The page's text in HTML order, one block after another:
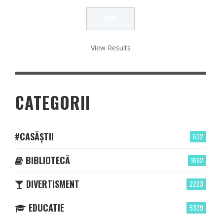
View Results
CATEGORII
632
#CASĂȘTII
1692
BIBLIOTECĂ
2223
DIVERTISMENT
5339
EDUCATIE